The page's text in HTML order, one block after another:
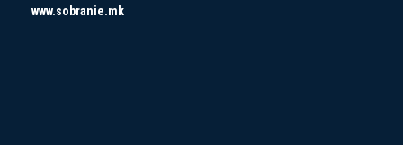
www.sobranie.mk